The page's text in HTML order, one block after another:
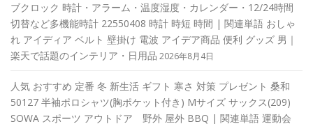
ブクロック 時計・アラーム・温度湿度・カレンダー・12/24時間
切替など多機能時計 22550408 時計 時短 時間 | 関連単語 おしゃ
れ アイディア ベルト 壁掛け 電波 アイデア商品 便利 グッズ 男｜
楽天で話題のインテリア・日用品 2026年8月4日
人気 おすすめ 定番 冬 新生活 ギフト 寒さ 対策 プレゼント 桑和
50127 半袖ポロシャツ(胸ポケット付き) Mサイズ サックス(209)
SOWA スポーツ アウトドア 野外 屋外 BBQ | 関連単語 運動会